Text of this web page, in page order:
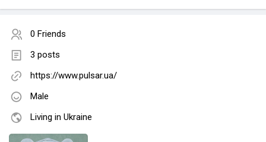
0 Friends
3 posts
https://www.pulsar.ua/
Male
Living in Ukraine